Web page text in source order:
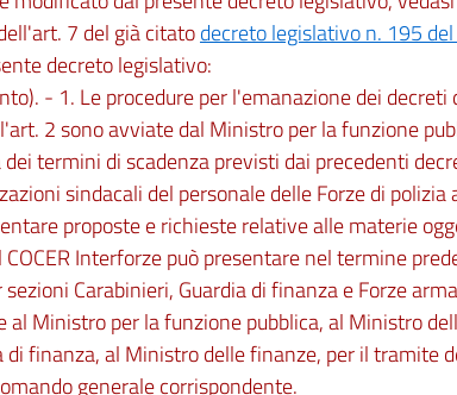
7 del già citatodecreto legislativo n. 195
decreto legislativo:
- 1. Le procedure per l'emanazione dei decreti
2 sono avviate dal Ministro per la funzione
termini di scadenza previsti dai precedenti
sindacali del personale delle Forze di
proposte e richieste relative alle materie
COCER Interforze può presentare nel termine
Carabinieri, Guardia di finanza e Forze
al Ministro per la funzione pubblica, al Ministro
di finanza, al Ministro delle finanze, per il tramite
generale corrispondente.